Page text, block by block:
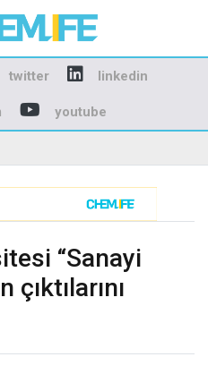
ve
twitter linkedin
youtube
“Sanayi
çıktılarını